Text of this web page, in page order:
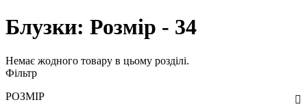
Блузки: Розмір - 34
Немає жодного товару в цьому розділі.
Фільтр
РОЗМІР